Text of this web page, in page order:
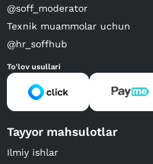
@soff_moderator
Texnik muammolar uchun
@hr_soffhub
To'lov usullari
Tayyor mahsulotlar
Ilmiy ishlar